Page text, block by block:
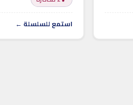
استمع للسلسلة ←